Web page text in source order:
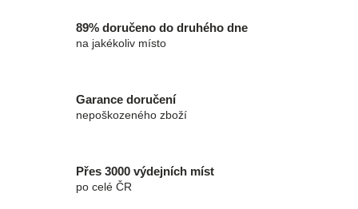
89% doručeno do druhého dne
na jakékoliv místo
Garance doručení
nepoškozeného zboží
Přes 3000 výdejních míst
po celé ČR